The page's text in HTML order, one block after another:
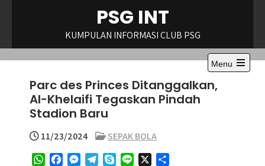
PSG INT
KUMPULAN INFORMASI CLUB PSG
Menu
Open
Parc des Princes Ditanggalkan,
Al-Khelaifi Tegaskan Pindah
Stadion Baru
11/23/2024
SEPAK BOLA
W